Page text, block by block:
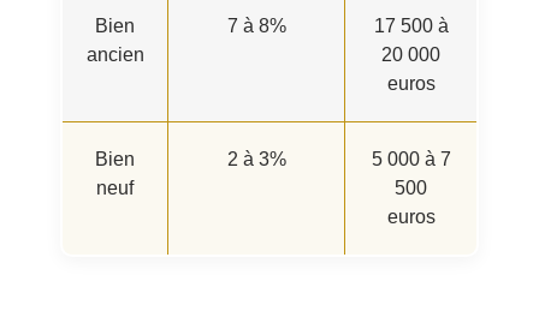
Bien
ancien
7 à 8%
17 500 à
20 000
euros
Bien
neuf
2 à 3%
5 000 à 7
500
euros